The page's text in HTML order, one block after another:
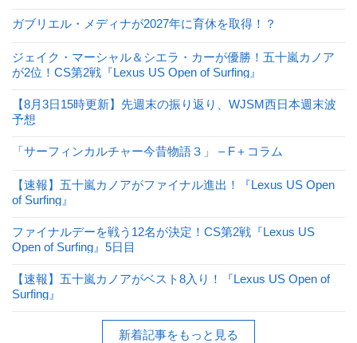
ガブリエル・メディナが2027年に育休を取得！？
ジェイク・マーシャル＆シエラ・カーが優勝！五十嵐カノア
が2位！CS第2戦『Lexus US Open of Surfing』
【8月3日15時更新】先週末の振り返り、WJSM西日本週末波
予想
「サーフィンカルチャー今昔物語３」 – F＋コラム
【速報】五十嵐カノアがファイナル進出！『Lexus US Open
of Surfing』
ファイナルデーを戦う12名が決定！CS第2戦『Lexus US
Open of Surfing』5日目
【速報】五十嵐カノアがベスト8入り！『Lexus US Open of
Surfing』
新着記事をもっと見る